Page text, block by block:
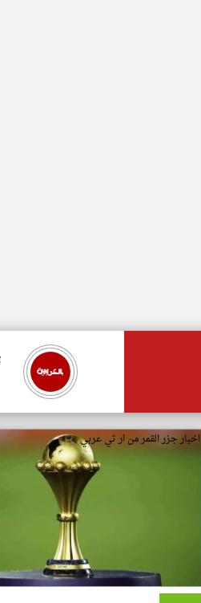
اخبار جزر القمر من ار تي عربي